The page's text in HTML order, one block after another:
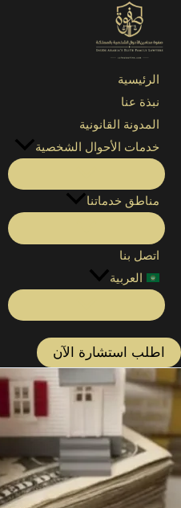
الرئيسية
نبذة عنا
المدونة القانونية
خدمات الأحوال الشخصية
مناطق خدماتنا
اتصل بنا
العربية
اطلب استشارة الآن
الرئيسية»محامي مواريث في